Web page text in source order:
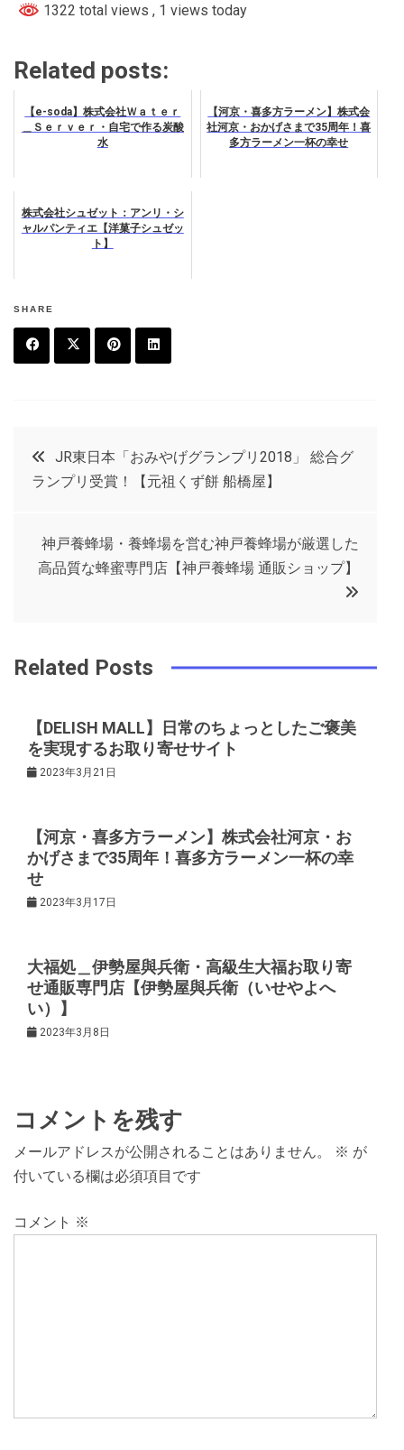
1322 total views , 1 views today
Related posts:
【e-soda】株式会社Ｗａｔｅｒ
＿Ｓｅｒｖｅｒ・自宅で作る炭酸
水
【河京・喜多方ラーメン】株式会
社河京・おかげさまで35周年！喜
多方ラーメン一杯の幸せ
株式会社シュゼット：アンリ・シ
ャルパンティエ【洋菓子シュゼッ
ト】
SHARE
t
e
s
e
投
稿
ナ
シ
ン
JR東日本「おみやげグランプリ2018」 総合グ
ランプリ受賞！【元祖くず餅 船橋屋】
神戸養蜂場・養蜂場を営む神戸養蜂場が厳選した
高品質な蜂蜜専門店【神戸養蜂場 通販ショップ】
Related Posts
【DELISH MALL】日常のちょっとしたご褒美
を実現するお取り寄せサイト
2023年3月21日
【河京・喜多方ラーメン】株式会社河京・お
かげさまで35周年！喜多方ラーメン一杯の幸
せ
2023年3月17日
大福処＿伊勢屋與兵衛・高級生大福お取り寄
せ通販専門店【伊勢屋與兵衛（いせやよへ
い）】
2023年3月8日
コメントを残す
メールアドレスが公開されることはありません。 ※ が
付いている欄は必須項目です
コメント ※